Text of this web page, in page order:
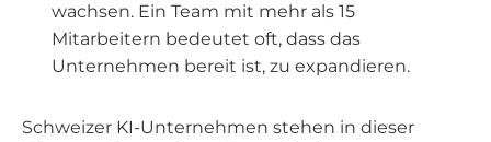
wachsen. Ein Team mit mehr als 15
Mitarbeitern bedeutet oft, dass das
Unternehmen bereit ist, zu expandieren.
Schweizer KI-Unternehmen stehen in dieser